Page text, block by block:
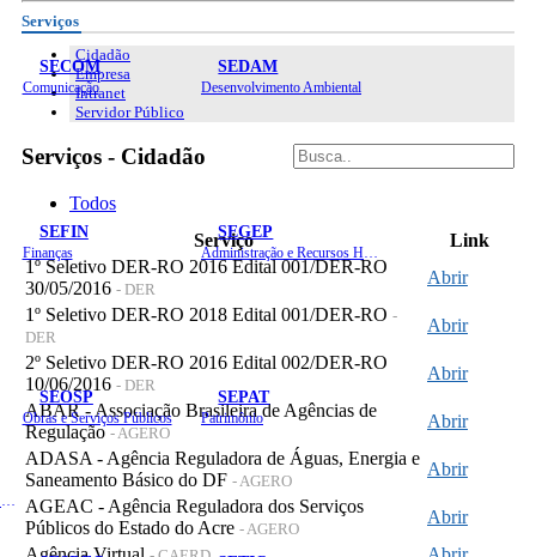
SECOM
Comunicação
SEDAM
Desenvolvimento Ambiental
SEFIN
Finanças
SEGEP
SEOSP
Obras e Serviços Públicos
SEPAT
Patrimônio
Serviços
Cidadão
Empresa
Intranet
Servidor Público
Serviços - Cidadão
Todos
Serviço
Link
1º Seletivo DER-RO 2016 Edital 001/DER-RO
30/05/2016 - DER
Abrir
1º Seletivo DER-RO 2018 Edital 001/DER-RO -
DER
Abrir
2º Seletivo DER-RO 2016 Edital 002/DER-RO
10/06/2016 - DER
Abrir
ABAR - Associação Brasileira de Agências de
Regulação- AGERO
Abrir
ADASA - Agência Reguladora de Águas, Energia e
Saneamento Básico do DF - AGERO
Abrir
AGEAC - Agência Reguladora dos Serviços
Públicos do Estado do Acre - AGERO
Abrir